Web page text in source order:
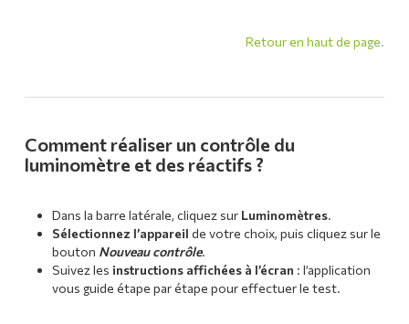
Retour en haut de page.
Comment réaliser un contrôle du
luminomètre et des réactifs ?
Dans la barre latérale, cliquez sur Luminomètres.
Sélectionnez l’appareil de votre choix, puis cliquez sur le
bouton Nouveau contrôle.
Suivez les instructions affichées à l’écran : l’application
vous guide étape par étape pour effectuer le test.